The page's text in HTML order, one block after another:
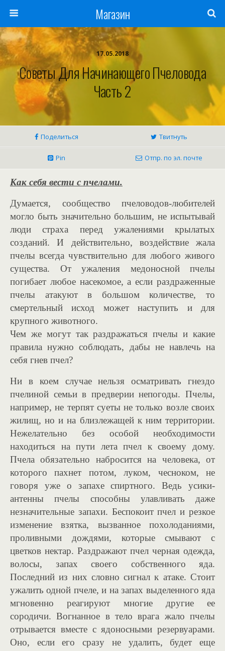
Магазин
17.05.2018
Советы Для Начинающего Пчеловода
Часть 2
Поделиться Твитнуть
Pin Отпр. по эл. почте
Как себя вести с пчелами.
Думается, сообщество пчеловодов-любителей
могло быть значительно большим, не испытывай
люди страха перед ужалениями крылатых
созданий. И действительно, воздействие жала
пчелы всегда чувствительно для любого живого
существа. От ужаления медоносной пчелы
погибает любое насекомое, а если раздраженные
пчелы атакуют в большом количестве, то
смертельный исход может наступить и для
крупного животного.
Чем же могут так раздражаться пчелы и какие
правила нужно соблюдать, дабы не навлечь на
себя гнев пчел?
Ни в коем случае нельзя осматривать гнездо
пчелиной семьи в предверии непогоды. Пчелы,
например, не терпят суеты не только возле своих
жилищ, но и на близлежащей к ним территории.
Нежелательно без особой необходимости
находиться на пути лета пчел к своему дому.
Пчела обязательно набросится на человека, от
которого пахнет потом, луком, чесноком, не
говоря уже о запахе спиртного. Ведь усики-
антенны пчелы способны улавливать даже
незначительные запахи. Беспокоит пчел и резкое
изменение взятка, вызванное похолоданиями,
проливными дождями, которые смывают с
цветков нектар. Раздражают пчел черная одежда,
волосы, запах своего собственного яда.
Последний из них словно сигнал к атаке. Стоит
ужалить одной пчеле, и на запах выделенного яда
мгновенно реагируют многие другие ее
сородичи. Вогнанное в тело врага жало пчелы
отрывается вместе с ядоносными резервуарами.
Оно, если его сразу не удалить, будет еще